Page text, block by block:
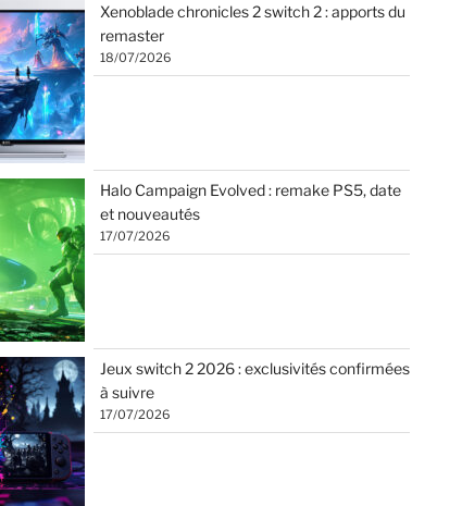
Xenoblade chronicles 2 switch 2 : apports du
remaster
18/07/2026
Halo Campaign Evolved : remake PS5, date
et nouveautés
17/07/2026
Jeux switch 2 2026 : exclusivités confirmées
à suivre
17/07/2026